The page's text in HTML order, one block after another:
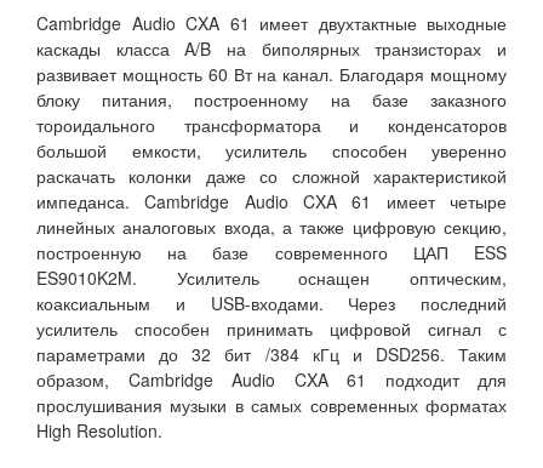
Cambridge Audio CXA 61 имеет двухтактные выходные
каскады класса A/B на биполярных транзисторах и
развивает мощность 60 Вт на канал. Благодаря мощному
блоку питания, построенному на базе заказного
тороидального трансформатора и конденсаторов
большой емкости, усилитель способен уверенно
раскачать колонки даже со сложной характеристикой
импеданса. Cambridge Audio CXA 61 имеет четыре
линейных аналоговых входа, а также цифровую секцию,
построенную на базе современного ЦАП ESS
ES9010K2M. Усилитель оснащен оптическим,
коаксиальным и USB-входами. Через последний
усилитель способен принимать цифровой сигнал с
параметрами до 32 бит /384 кГц и DSD256. Таким
образом, Cambridge Audio CXA 61 подходит для
прослушивания музыки в самых современных форматах
High Resolution.